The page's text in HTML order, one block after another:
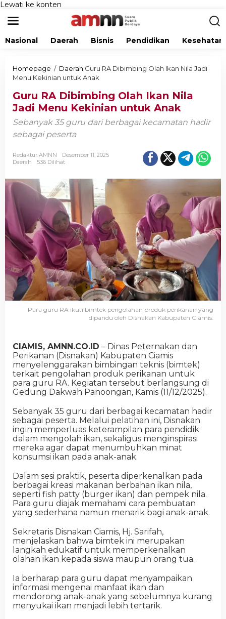
Lewati ke konten
Nasional Daerah Bisnis Pendidikan Kesehatan
Homepage / Daerah Guru RA Dibimbing Olah Ikan Nila Jadi
Menu Kekinian untuk Anak
Guru RA Dibimbing Olah Ikan Nila
Jadi Menu Kekinian untuk Anak
Sebanyak 35 guru dari berbagai kecamatan hadir
sebagai peserta
Redaktur AMNN
Desember 11, 2025
Daerah
536 Dilihat
Para guru RA ikuti bimtek pengolahan produk perikanan yang
dipandu oleh Disnakan Kabupaten Ciamis.
CIAMIS, AMNN.CO.ID – Dinas Peternakan dan
Perikanan (Disnakan) Kabupaten Ciamis
menyelenggarakan bimbingan teknis (bimtek)
terkait pengolahan produk perikanan untuk
para guru RA. Kegiatan tersebut berlangsung di
Gedung Dakwah Panoongan, Kamis (11/12/2025).
Sebanyak 35 guru dari berbagai kecamatan hadir
sebagai peserta. Melalui pelatihan ini, Disnakan
ingin memperluas keterampilan para pendidik
dalam mengolah ikan, sekaligus menginspirasi
mereka agar dapat menumbuhkan minat
konsumsi ikan pada anak-anak.
Dalam sesi praktik, peserta diperkenalkan pada
berbagai kreasi makanan berbahan ikan nila,
seperti fish patty (burger ikan) dan pempek nila.
Para guru diajak memahami cara pembuatan
yang sederhana namun menarik bagi anak-anak.
Sekretaris Disnakan Ciamis, Hj. Sarifah,
menjelaskan bahwa bimtek ini merupakan
langkah edukatif untuk memperkenalkan
olahan ikan kepada siswa maupun orang tua.
Ia berharap para guru dapat menyampaikan
informasi mengenai manfaat ikan dan
mendorong anak-anak yang sebelumnya kurang
menyukai ikan menjadi lebih tertarik.